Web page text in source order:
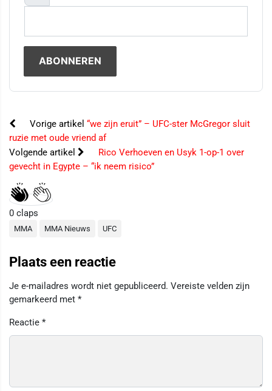
Vorige artikel “we zijn eruit” – UFC-ster McGregor sluit
ruzie met oude vriend af
Volgende artikel
Rico Verhoeven en Usyk 1-op-1 over
gevecht in Egypte – “ik neem risico”
0 claps
MMA MMA Nieuws UFC
Plaats een reactie
Je e-mailadres wordt niet gepubliceerd. Vereiste velden zijn
gemarkeerd met *
Reactie *